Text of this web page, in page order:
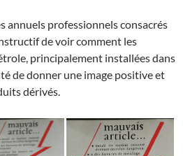
annuels professionnels consacrés
de voir comment les
principalement installées dans
de donner une image positive et
dérivés.